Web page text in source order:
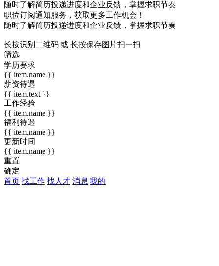
随时了解简历投递进度和企业反馈，掌握求职节奏
职位订阅通知服务，获取更多工作机会！
随时了解简历投递进度和企业反馈，掌握求职节奏
长按识别二维码 或 长按保存图片扫一扫
筛选
学历要求
{{ item.name }}
薪资待遇
{{ item.text }}
工作经验
{{ item.name }}
福利待遇
{{ item.name }}
更新时间
{{ item.name }}
重置
确定
首页 找工作 找人才 消息 我的